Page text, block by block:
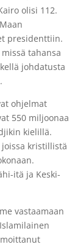
olisi 112.
presidenttiin.
tahansa
johdatusta
ohjelmat
550 miljoonaa
kielillä.
kristillistä
itä ja Keski-
vastaamaan